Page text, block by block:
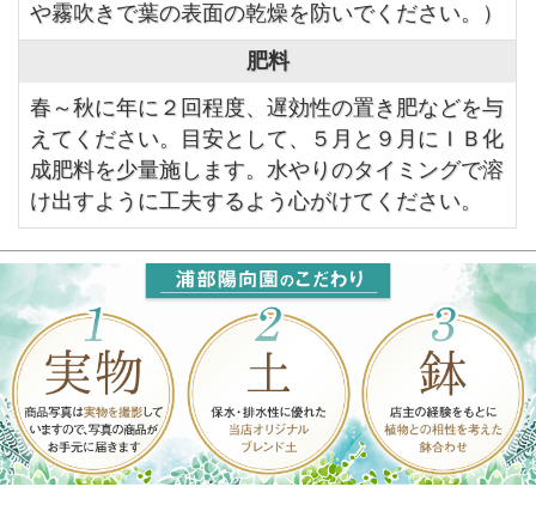
や霧吹きで葉の表面の乾燥を防いでください。）
肥料
春～秋に年に２回程度、遅効性の置き肥などを与
えてください。目安として、５月と９月にＩＢ化
成肥料を少量施します。水やりのタイミングで溶
け出すように工夫するよう心がけてください。